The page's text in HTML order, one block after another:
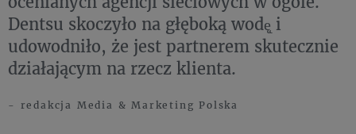
Dentsu skoczyło na głęboką wodę̨ i
udowodniło, że jest partnerem skutecznie
działającym na rzecz klienta.
- redakcja Media & Marketing Polska